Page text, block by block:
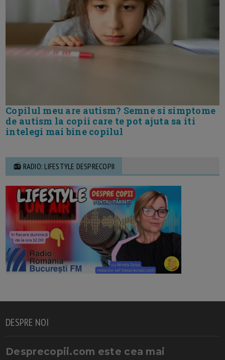
Copilul meu are autism? Semne si simptome
de autism la copii care te pot ajuta sa iti
intelegi mai bine copilul
📻 RADIO: LIFESTYLE DESPRECOPII
DESPRE NOI
Desprecopii.com este cea mai